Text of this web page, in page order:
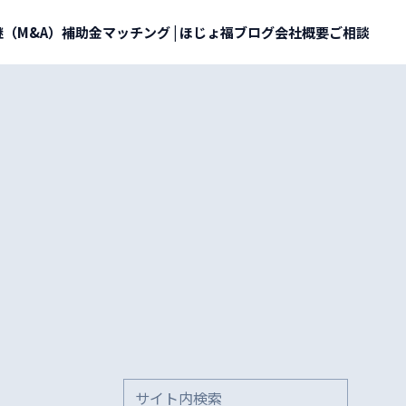
M&A） 補助金マッチング | ほじょ福ブログ会社概要ご相談